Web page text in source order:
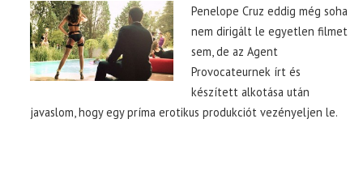
CIKK
PÓLÓ RENDELÉS
Penelope Cruz eddig még soha
nem dirigált le egyetlen filmet
sem, de az Agent
Provocateurnek írt és
készített alkotása után
javaslom, hogy egy príma erotikus produkciót vezényeljen le.